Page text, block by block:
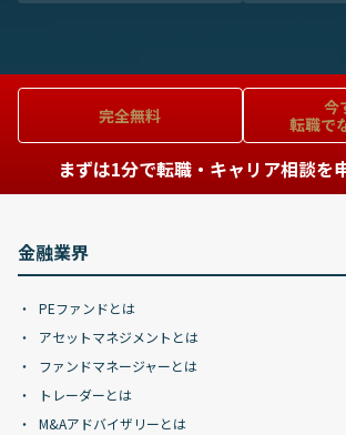
完全無料
今
転職で
まずは1分で転職・キャリア相談を
金融業界
PEファンドとは
アセットマネジメントとは
ファンドマネージャーとは
トレーダーとは
M&Aアドバイザリーとは